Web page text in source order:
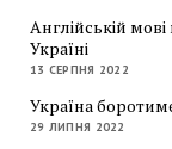
Англійській
Україні
13 СЕРПНЯ 2022
Україна
29 ЛИПНЯ 2022